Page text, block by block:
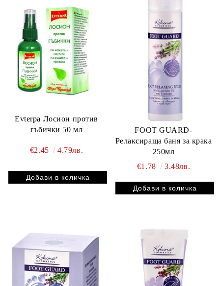
Evterpa Лосион против
гъбички 50 мл
€2.45 4.79лв.
FOOT GUARD-
Релаксираща баня за крака
250мл
€1.78
3.48лв.